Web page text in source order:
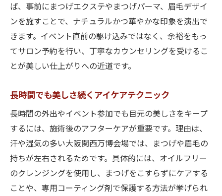
ば、事前にまつげエクステやまつげパーマ、眉毛デザイ
ンを施すことで、ナチュラルかつ華やかな印象を演出で
きます。イベント直前の駆け込みではなく、余裕をもっ
てサロン予約を行い、丁寧なカウンセリングを受けるこ
とが美しい仕上がりへの近道です。
長時間でも美しさ続くアイケアテクニック
長時間の外出やイベント参加でも目元の美しさをキープ
するには、施術後のアフターケアが重要です。理由は、
汗や湿気の多い大阪関西万博会場では、まつげや眉毛の
持ちが左右されるためです。具体的には、オイルフリー
のクレンジングを使用し、まつげをこすらずにケアする
ことや、専用コーティング剤で保護する方法が挙げられ